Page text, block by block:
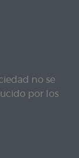
no se
por los